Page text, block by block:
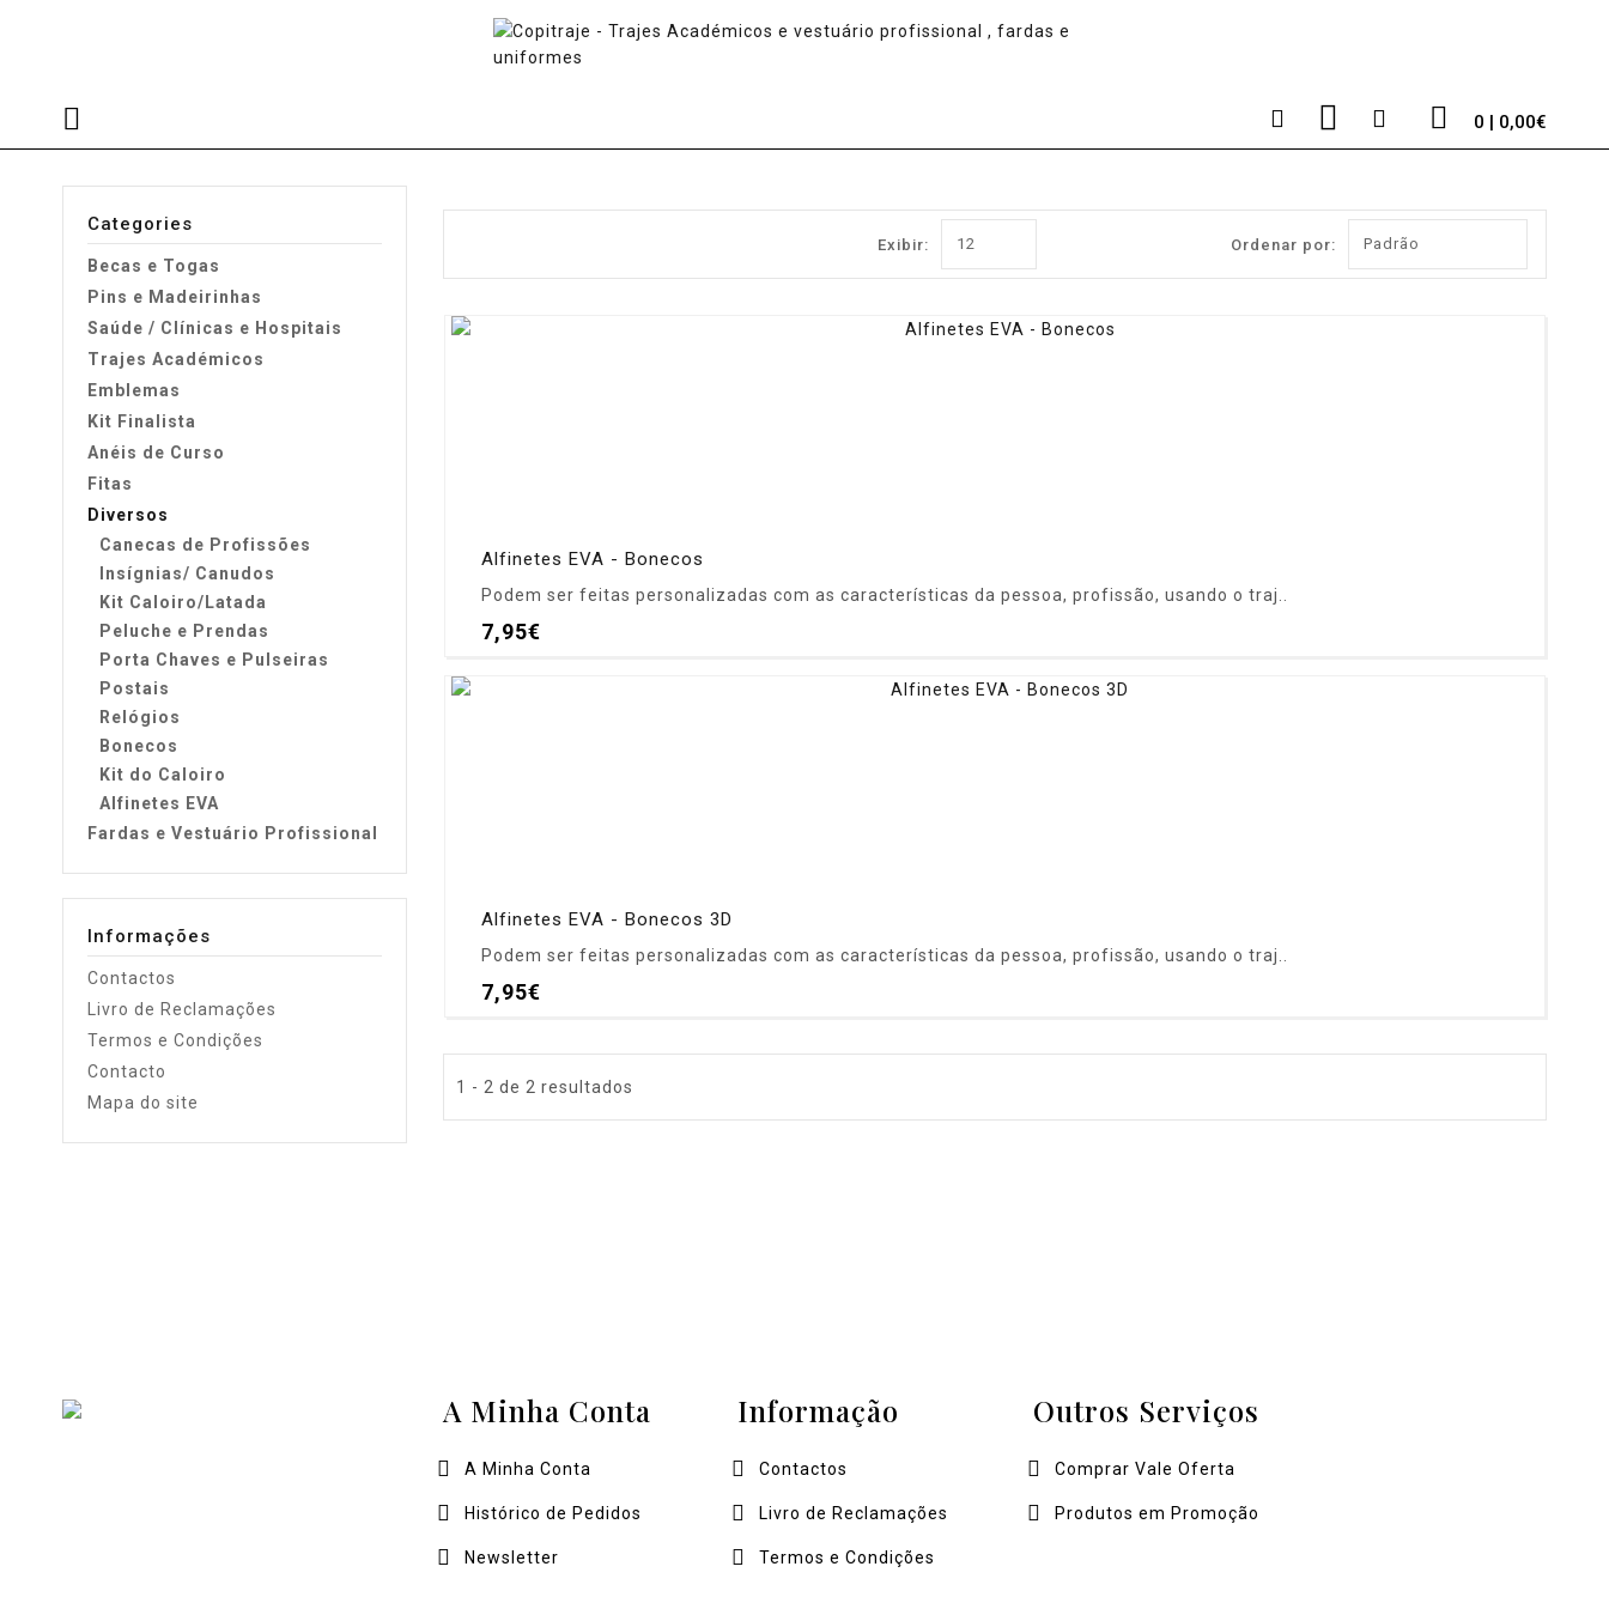
0 | 0,00€
Categories
Becas e Togas
Pins e Madeirinhas
Saúde / Clínicas e Hospitais
Trajes Académicos
Emblemas
Kit Finalista
Anéis de Curso
Fitas
Diversos
Canecas de Profissões
Insígnias/ Canudos
Kit Caloiro/Latada
Peluche e Prendas
Porta Chaves e Pulseiras
Postais
Relógios
Bonecos
Kit do Caloiro
Alfinetes EVA
Fardas e Vestuário Profissional
Informações
Contactos
Livro de Reclamações
Termos e Condições
Contacto
Mapa do site
Exibir: Ordenar por:
Alfinetes EVA - Bonecos
Podem ser feitas personalizadas com as características da pessoa, profissão, usando o traj..
7,95€
Alfinetes EVA - Bonecos 3D
Podem ser feitas personalizadas com as características da pessoa, profissão, usando o traj..
7,95€
1 - 2 de 2 resultados
A Minha Conta
A Minha Conta
Histórico de Pedidos
Newsletter
Informação
Contactos
Livro de Reclamações
Termos e Condições
Outros Serviços
Comprar Vale Oferta
Produtos em Promoção